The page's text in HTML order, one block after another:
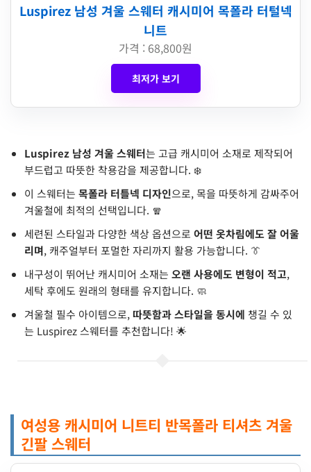
Luspirez 남성 겨울 스웨터 캐시미어 목폴라 터털넥
니트
가격 : 68,800원
최저가 보기
Luspirez 남성 겨울 스웨터는 고급 캐시미어 소재로 제작되어
부드럽고 따뜻한 착용감을 제공합니다. ❄️
이 스웨터는 목폴라 터틀넥 디자인으로, 목을 따뜻하게 감싸주어
겨울철에 최적의 선택입니다. 🧣
세련된 스타일과 다양한 색상 옵션으로 어떤 옷차림에도 잘 어울
리며, 캐주얼부터 포멀한 자리까지 활용 가능합니다. 👔
내구성이 뛰어난 캐시미어 소재는 오랜 사용에도 변형이 적고,
세탁 후에도 원래의 형태를 유지합니다. 🧼
겨울철 필수 아이템으로,따뜻함과 스타일을 동시에 챙길 수 있
는 Luspirez 스웨터를 추천합니다! 🌟
여성용 캐시미어 니트티 반목폴라 티셔츠 겨울
긴팔 스웨터